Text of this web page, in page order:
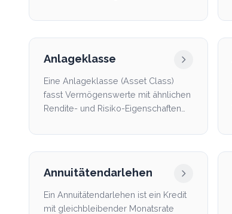
Anlageklasse
Eine Anlageklasse (Asset Class)
fasst Vermögenswerte mit ähnlichen
Rendite- und Risiko-Eigenschaften
Annuitätendarlehen
Ein Annuitätendarlehen ist ein Kredit
mit gleichbleibender Monatsrate